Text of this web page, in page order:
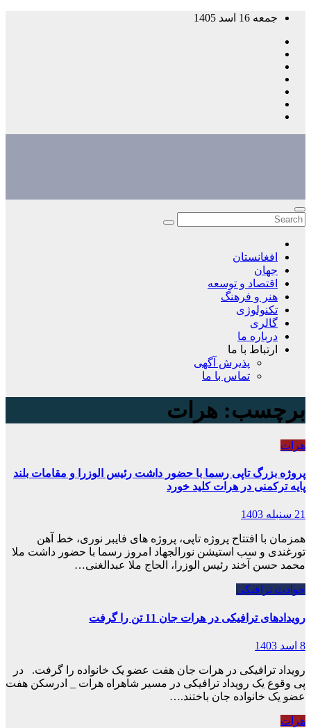
Skip
content
جمعه 16 اسد 1405
افغانستان
جهان
اقتصاد و توسعه
هنر و فرهنگ
تکنولوژی
گالری
درباره ما
ارتباط با ما
پذیرش آگهی
تماس با ما
برچسب: هرات
هرات
پروژه بزرگ تاپی رسما با حضور داشت رئیس الوزرا و مقامات بلند
پایه ترکمنی در هرات کلید خورد
21 سنبله 1403
همزمان با افتتاح پروژه تاپی، پروژه های فایبر نوری، خط آهن
تورغندی و سب استیشن نورالجهاد امروز رسما با حضور داشت ملا
محمد حسن آخند رئیس الوزرا، الحاج ملا عبدالغنی…
حوادث ترافیکی
رویدادهای ترافیکی در هرات جان 11 تن را گرفت
8 اسد 1403
رویداد ترافیکی در هرات جان هفت عضو یک خانواده را گرفت. در
پی وقوع یک رویداد ترافیکی در مسیر شاهراه هرات _ ادرسکن هفت
عضو یک خانواده جان باختند.…
هرات